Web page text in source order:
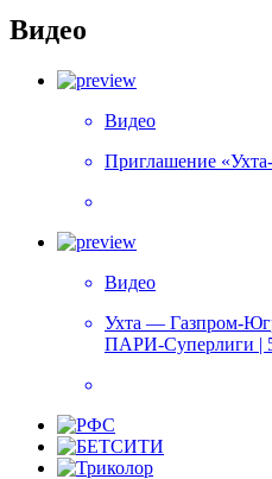
Видео
Видео
Приглашение
Видео
Ухта — Газпром-
ПАРИ-Суперлиги |